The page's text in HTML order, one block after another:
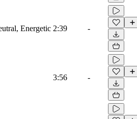
Energetic 2:39 -
3:56 -